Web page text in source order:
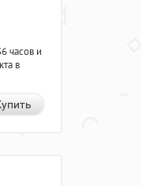
часов и
в